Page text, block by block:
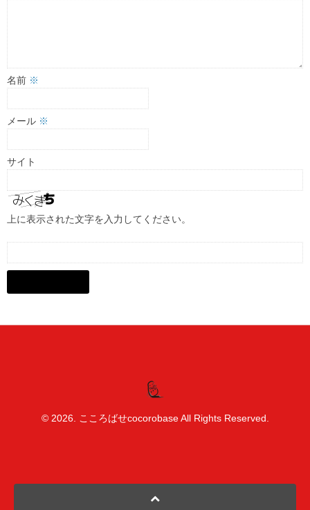
名前 ※
メール ※
サイト
上に表示された文字を入力してください。
© 2026. こころばせcocorobase All Rights Reserved.